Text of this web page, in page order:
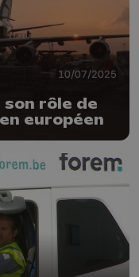
10/07/2025
rôle de
européen